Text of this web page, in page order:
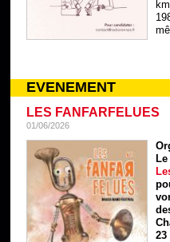
EVENEMENT
LES FANFARFELUES
01/06/2026
23